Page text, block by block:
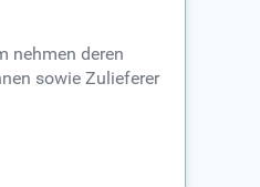
nehmen deren
sowie Zulieferer